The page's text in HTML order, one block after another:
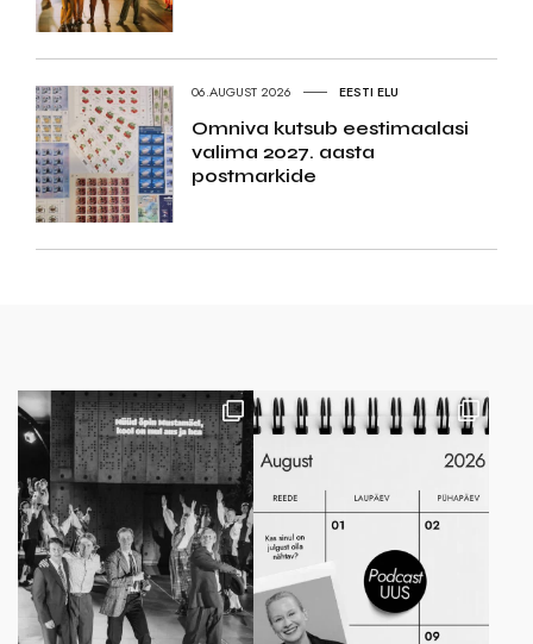
06.AUGUST 2026 EESTI ELU
Omniva kutsub eestimaalasi
valima 2027. aasta
postmarkide